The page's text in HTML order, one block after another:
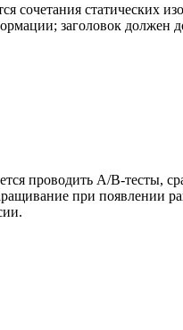
сочетания статических
заголовок должен
проводить A/B-тесты,
при появлении